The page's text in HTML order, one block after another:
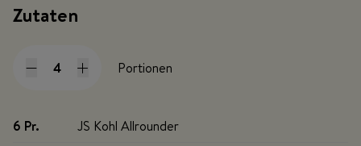
Zutaten
Portionen
6 Pr.
JS Kohl Allrounder